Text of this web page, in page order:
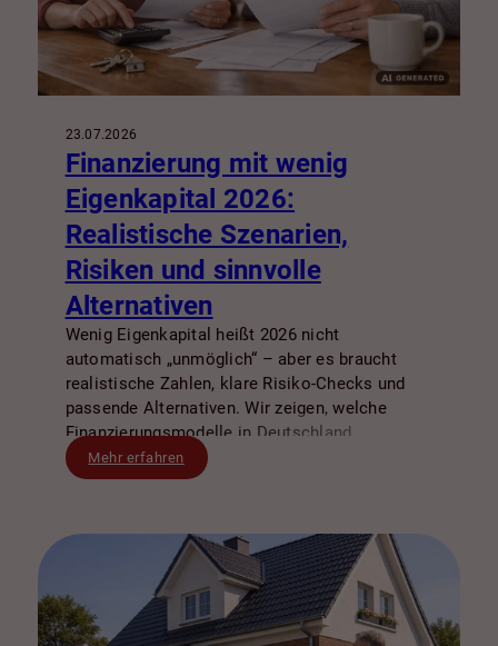
23.07.2026
Finanzierung mit wenig
Eigenkapital 2026:
Realistische Szenarien,
Risiken und sinnvolle
Alternativen
Wenig Eigenkapital heißt 2026 nicht
automatisch „unmöglich“ – aber es braucht
realistische Zahlen, klare Risiko-Checks und
passende Alternativen. Wir zeigen, welche
Finanzierungsmodelle in Deutschland
typischerweise machbar sind, worauf Banken
besonders achten und wie Sie
einplanen.
Mehr erfahren